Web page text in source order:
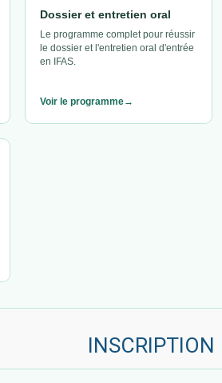
Dossier et entretien oral
Le programme complet pour réussir
le dossier et l'entretien oral d'entrée
en IFAS.
Voir le programme
INSCRIPTION